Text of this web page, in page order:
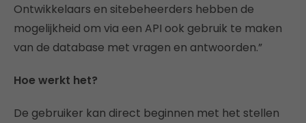
Ontwikkelaars en sitebeheerders hebben de
mogelijkheid om via een API ook gebruik te maken
van de database met vragen en antwoorden.”
Hoe werkt het?
De gebruiker kan direct beginnen met het stellen